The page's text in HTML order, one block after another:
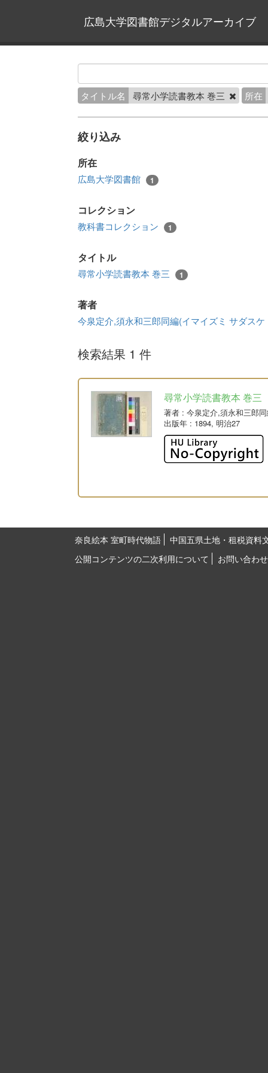
広島大学図書館デジタルアーカイブ
タイトル名 尋常小学読書教本 巻三 所在
絞り込み
所在
広島大学図書館 1
コレクション
教科書コレクション 1
タイトル
尋常小学読書教本 巻三 1
著者
今泉定介,須永和三郎同編(イマイズミ サダス
検索結果 1 件
尋常小学読書教本 巻三
著者 : 今泉定介,須永和三郎
出版年 : 1894, 明治27
奈良絵本 室町時代物語
中国五県土地・租税資料
公開コンテンツの二次利用について
お問い合わせ